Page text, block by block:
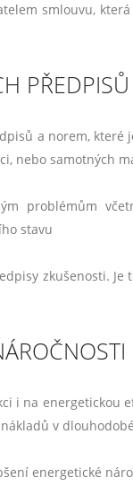
smlouvu,
a norem,
nebo samotných
problémům
stavu
zkušenosti.
i na energetickou
v
energetické